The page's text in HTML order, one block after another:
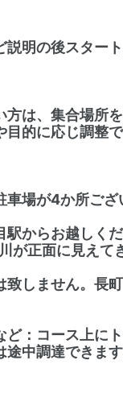
明の後スタート
方は、集合場所
的に応じ調整で
場が4か所ござ
駅からお越しく
が正面に見えて
しません。長
ど：コース上に
途中調達できま